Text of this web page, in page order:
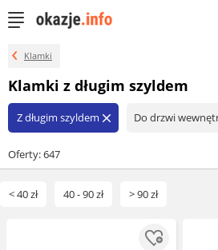
Klamki
Klamki z długim szyldem
Z długim szyldem close Do drzwi
Oferty: 647
< 40 zł 40 - 90 zł > 90 zł